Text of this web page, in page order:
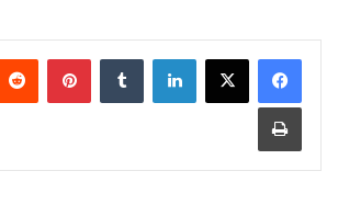
لينكدإن بينتيريست
طباعة